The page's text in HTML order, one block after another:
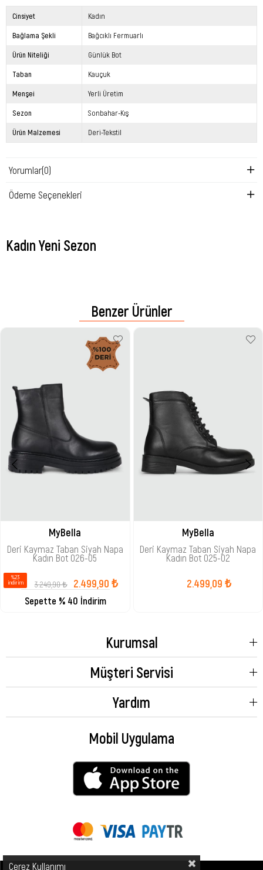
Cinsiyet Kadın
Bağlama Şekli Bağcıklı Fermuarlı
Ürün Niteliği Günlük Bot
Taban Kauçuk
Menşei Yerli Üretim
Sezon Sonbahar-Kış
Ürün Malzemesi Deri-Tekstil
Yorumlar(0)
Ödeme Seçenekleri
Kadın Yeni Sezon
Benzer Ürünler
MyBella
Deri Kaymaz Taban Siyah Napa
Kadın Bot 026-05
2.499,90 ₺
3.249,90 ₺
Sepette % 40 İndirim
%23
i̇ndirim
MyBella
Deri Kaymaz Taban Siyah Napa
Kadın Bot 025-02
2.499,09 ₺
Kurumsal
Müşteri Servisi
Yardım
Mobil Uygulama
Çerez Kullanımı